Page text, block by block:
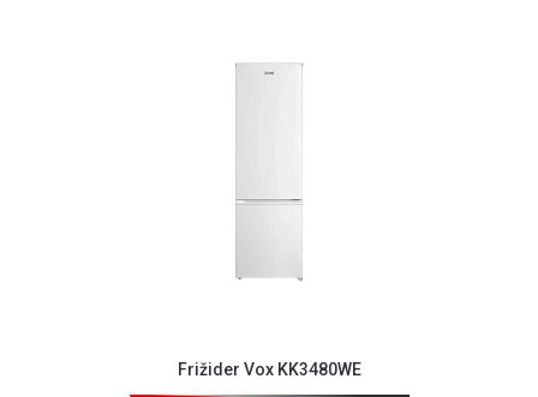
Frižider Vox KK3480WE